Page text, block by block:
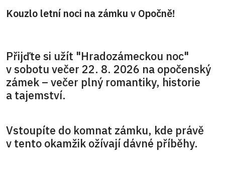
Kouzlo letní noci na zámku v Opočně!
Přijďte si užít "Hradozámeckou noc"
v sobotu večer 22. 8. 2026 na opočenský
zámek – večer plný romantiky, historie
a tajemství.
Vstoupíte do komnat zámku, kde právě
v tento okamžik ožívají dávné příběhy.